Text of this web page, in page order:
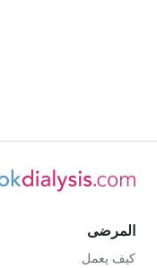
المرضى
كيف يعمل